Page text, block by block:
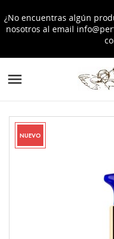
¿No encuentras algún
nosotros al email

NUEVO